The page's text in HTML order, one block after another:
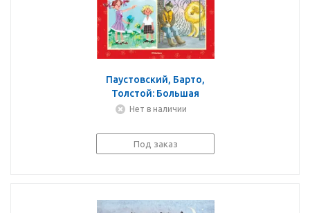
Паустовский, Барто,
Толстой: Большая
хрестоматия для
Нет в наличии
Под заказ